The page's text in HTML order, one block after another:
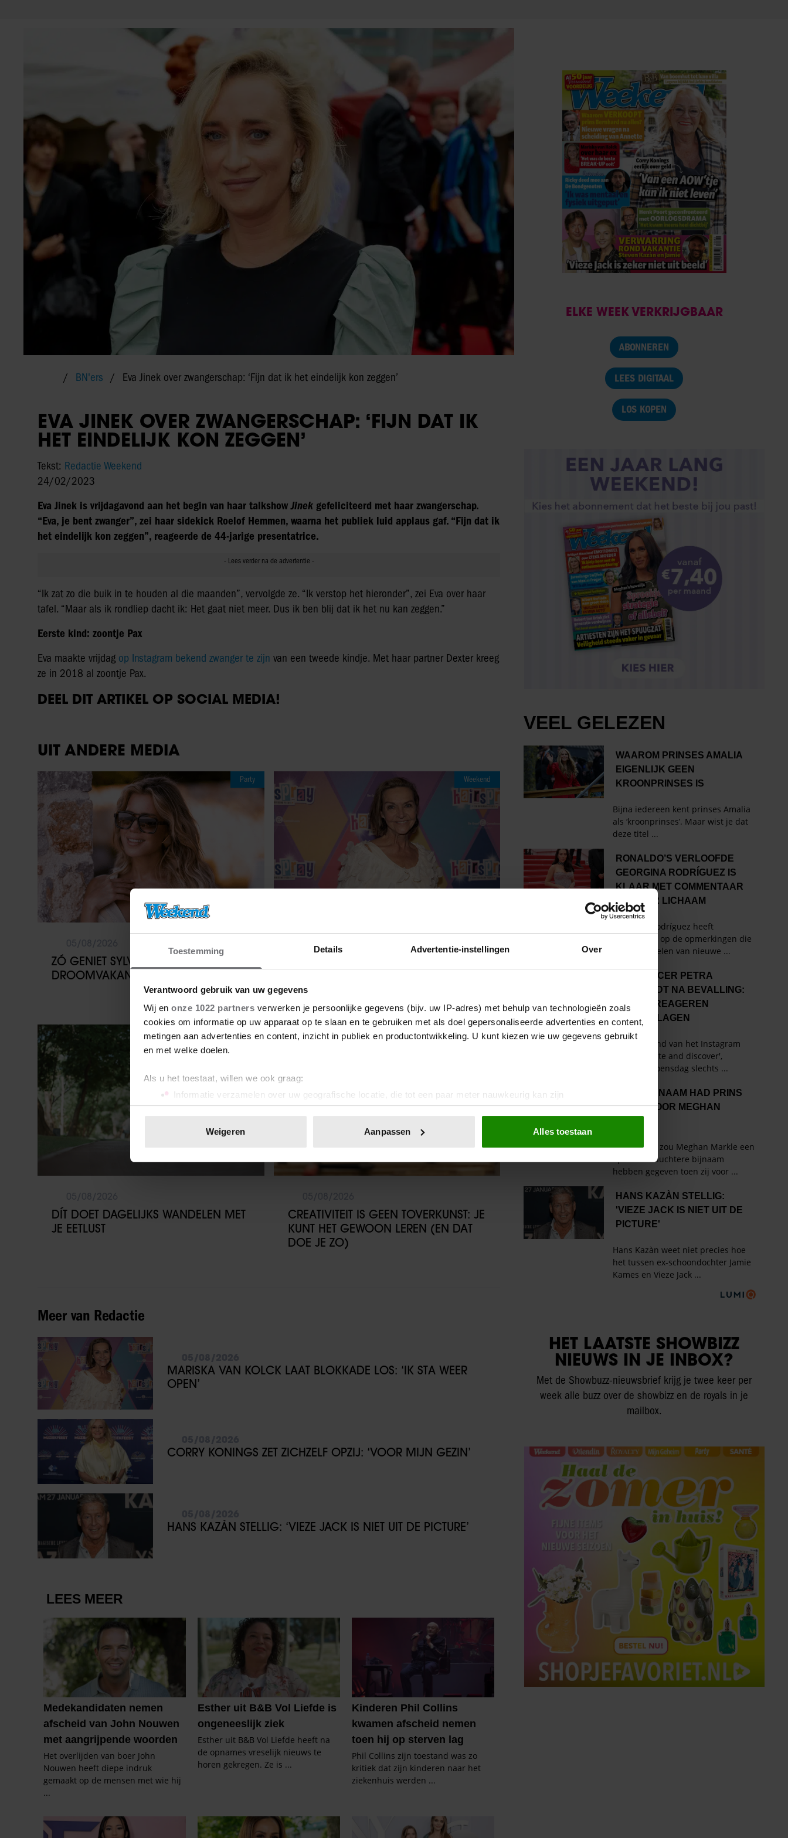
Toestemming Details Advertentie-instellingen Over
Verantwoord gebruik van uw gegevens
Wij en onze 1022 partners verwerken je persoonlijke gegevens (bijv. uw IP-adres) met behulp van technologieën zoals
cookies om informatie op uw apparaat op te slaan en te gebruiken met als doel gepersonaliseerde advertenties en content,
metingen aan advertenties en content, inzicht in publiek en productontwikkeling. U kunt kiezen wie uw gegevens gebruikt
en met welke doelen.
Als u het toestaat, willen we ook graag:
Informatie verzamelen over uw geografische locatie, die tot een paar meter nauwkeurig kan zijn
Uw apparaat identificeren door het actief te scannen op specifieke eigenschappen (fingerprinting)
toestemming op elk moment wijzigen of intrekken in de Cookieverklaring.
We gebruiken cookies om content en advertenties te personaliseren, om functies voor social media te bieden en om ons
media, adverteren en analyse. Deze partners kunnen deze gegevens combineren met andere informatie die u aan ze heeft
verstrekt of die ze hebben verzameld op basis van uw gebruik van hun services. U gaat akkoord met onze cookies als u
Weigeren Aanpassen Alles toestaan
BN'ers Eva Jinek over zwangerschap: ‘Fijn dat ik het eindelijk kon zeggen’
EVA JINEK OVER ZWANGERSCHAP: ‘FIJN DAT IK
HET EINDELIJK KON ZEGGEN’
Tekst: Redactie Weekend
24/02/2023
Eva Jinek is vrijdagavond aan het begin van haar talkshowJinek gefeliciteerd met haar zwangerschap.
“Eva, je bent zwanger”, zei haar sidekick Roelof Hemmen, waarna het publiek luid applaus gaf. “Fijn dat ik
het eindelijk kon zeggen”, reageerde de 44-jarige presentatrice.
“Ik zat zo die buik in te houden al die maanden”, vervolgde ze. “Ik verstop het hieronder”, zei Eva over haar
tafel. “Maar als ik rondliep dacht ik: Het gaat niet meer. Dus ik ben blij dat ik het nu kan zeggen.”
Eerste kind: zoontje Pax
Eva maakte vrijdag op Instagram bekend zwanger te zijn van een tweede kindje. Met haar partner Dexter kreeg
ze in 2018 al zoontje Pax.
DEEL DIT ARTIKEL OP SOCIAL MEDIA!
UIT ANDERE MEDIA
Party
ZÓ GENIET SYLVIE MEIS NA VAN
DROOMVAKANTIE OP MYKONOS
Weekend
Sante
DÍT DOET DAGELIJKS WANDELEN MET
JE EETLUST
Vriendin
CREATIVITEIT IS GEEN TOVERKUNST: JE
KUNT HET GEWOON LEREN (EN DAT
DOE JE ZO)
Meer van Redactie
MARISKA VAN KOLCK LAAT BLOKKADE LOS: ‘IK STA WEER
OPEN’
CORRY KONINGS ZET ZICHZELF OPZIJ: ‘VOOR MIJN GEZIN’
HANS KAZÀN STELLIG: ‘VIEZE JACK IS NIET UIT DE PICTURE’
ELKE WEEK VERKRIJGBAAR
ABONNEREN
LEES DIGITAAL
LOS KOPEN
HET LAATSTE SHOWBIZZ
NIEUWS IN JE INBOX?
Met de Showbuzz-nieuwsbrief krijg je twee keer per
week alle buzz over de showbizz en de royals in je
mailbox.